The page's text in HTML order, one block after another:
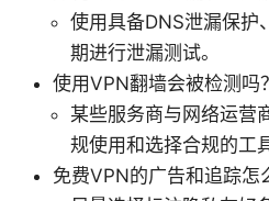
使用具备DNS泄漏保
期进行泄漏测试。
使用VPN翻墙会被检测吗？
某些服务商与网络运营
规使用和选择合规的工
免费VPN的广告和追踪怎